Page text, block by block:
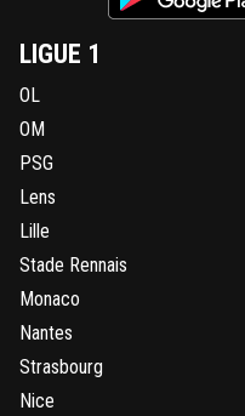
LIGUE 1
OL
OM
PSG
Lens
Lille
Stade Rennais
Monaco
Nantes
Strasbourg
Nice